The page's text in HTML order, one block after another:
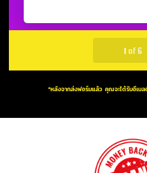
*หลังจากส่งฟอร์มแล้ว คุณจะได้รับอีเมล